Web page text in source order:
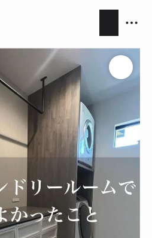
ダン
ジャパンディ
ダイニング
積水ハウス
設計事務所
LIXIL